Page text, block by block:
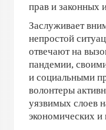
прав и законных
Заслуживает
непростой
отвечают на
пандемии,
и социальными
волонтеры
уязвимых слоев
экономических